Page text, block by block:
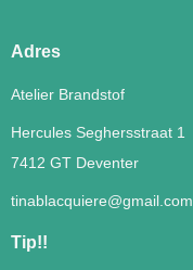
Adres
Atelier Brandstof
Hercules Seghersstraat 1
7412 GT Deventer
tinablacquiere@gmail.com
Tip!!